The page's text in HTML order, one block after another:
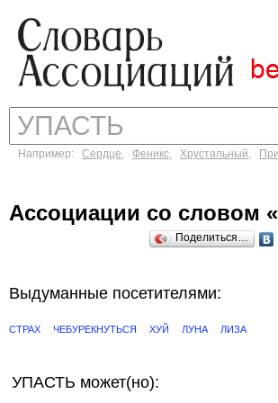
Например: Сердце, Феникс, Хрустальный,
Ассоциации со словом
Поделиться…
Выдуманные посетителями:
СТРАХ ЧЕБУРЕКНУТЬСЯ ХУЙ ЛУНА ЛИЗА
УПАСТЬ может(но):